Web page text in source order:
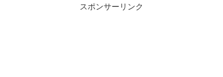
スポンサーリンク